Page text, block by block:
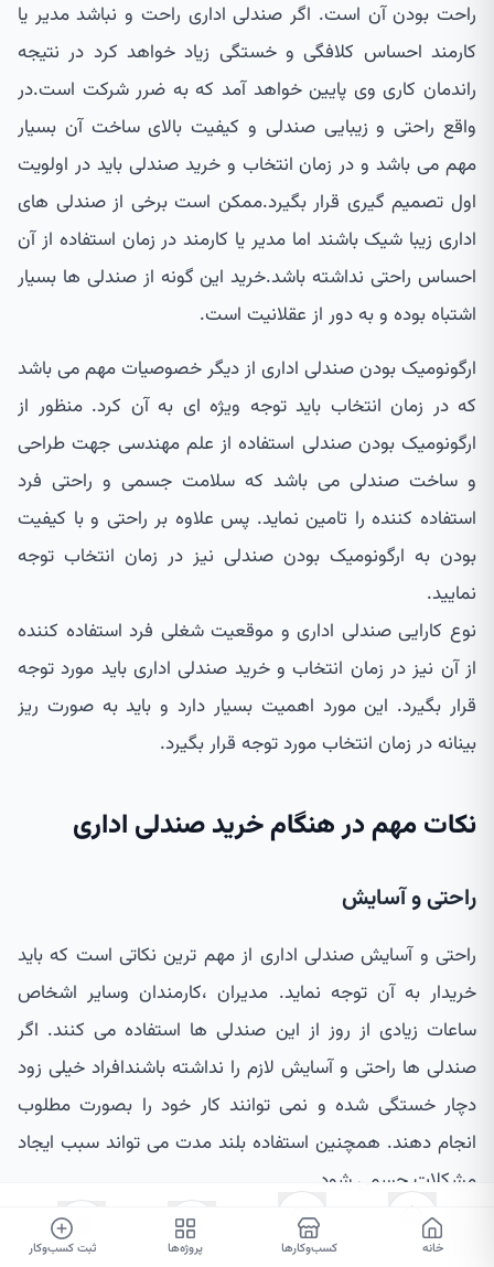
راحت بودن آن است. اگر صندلی اداری راحت و نباشد مدیر یا
کارمند احساس کلافگی و خستگی زیاد خواهد کرد در نتیجه
راندمان کاری وی پایین خواهد آمد که به ضرر شرکت است.در
واقع راحتی و زیبایی صندلی و کیفیت بالای ساخت آن بسیار
مهم می باشد و در زمان انتخاب و خرید صندلی باید در اولویت
اول تصمیم گیری قرار بگیرد.ممکن است برخی از صندلی های
اداری زیبا شیک باشند اما مدیر یا کارمند در زمان استفاده از آن
احساس راحتی نداشته باشد.خرید این گونه از صندلی ها بسیار
اشتباه بوده و به دور از عقلانیت است.
ارگونومیک بودن صندلی اداری از دیگر خصوصیات مهم می باشد
که در زمان انتخاب باید توجه ویژه ای به آن کرد. منظور از
ارگونومیک بودن صندلی استفاده از علم مهندسی جهت طراحی
و ساخت صندلی می باشد که سلامت جسمی و راحتی فرد
استفاده کننده را تامین نماید. پس علاوه بر راحتی و با کیفیت
بودن به ارگونومیک بودن صندلی نیز در زمان انتخاب توجه
نمایید.
نوع کارایی صندلی اداری و موقعیت شغلی فرد استفاده کننده
از آن نیز در زمان انتخاب و خرید صندلی اداری باید مورد توجه
قرار بگیرد. این مورد اهمیت بسیار دارد و باید به صورت ریز
بینانه در زمان انتخاب مورد توجه قرار بگیرد.
نکات مهم در هنگام خرید صندلی اداری
راحتی و آسایش
راحتی و آسایش صندلی اداری از مهم ترین نکاتی است که باید
خریدار به آن توجه نماید. مدیران ،کارمندان وسایر اشخاص
ساعات زیادی از روز از این صندلی ها استفاده می کنند. اگر
صندلی ها راحتی و آسایش لازم را نداشته باشندافراد خیلی زود
دچار خستگی شده و نمی توانند کار خود را بصورت مطلوب
انجام دهند. همچنین استفاده بلند مدت می تواند سبب ایجاد
مشکلات جسمی شود.
مقاومت و دوام ۰ خانه کسب‌وکارها پروژه‌ها ثبت کسب‌وکار